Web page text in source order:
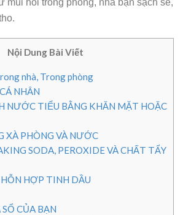
Nội Dung Bài Viết
nhà, Trong phòng
NHÂN
NƯỚC TIỂU BẰNG KHĂN MẶT HOẶC
XÀ PHÒNG VÀ NƯỚC
SODA, PEROXIDE VÀ CHẤT TẨY
HỢP TINH DẦU
CỦA BẠN